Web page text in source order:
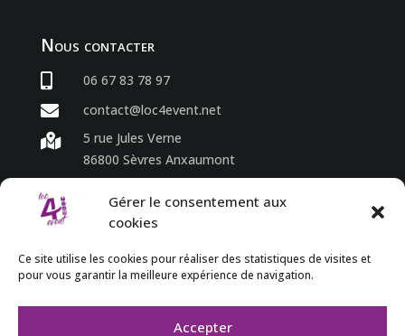
Gérer le consentement aux
cookies
Ce site utilise les cookies pour réaliser des statistiques de visites et
pour vous garantir la meilleure expérience de navigation.
Accepter
Nous contacter
 06 67 83 78 97
 contact@loc4event.net

5 rue Jules Verne
86800 Sèvres Anxaumont
Horaires
 8h00 à 18h00